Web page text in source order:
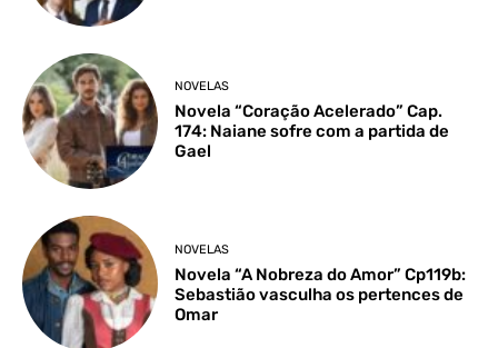
NOVELAS
Novela “Coração Acelerado” Cap.
174: Naiane sofre com a partida de
Gael
NOVELAS
Novela “A Nobreza do Amor” Cp119b:
Sebastião vasculha os pertences de
Omar